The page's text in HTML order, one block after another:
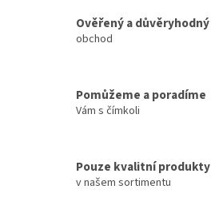
Ověřený a důvěryhodný
obchod
Pomůžeme a poradíme
Vám s čímkoli
Pouze kvalitní produkty
v našem sortimentu